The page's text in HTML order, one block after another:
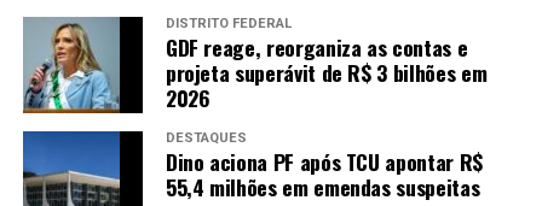
DISTRITO FEDERAL
GDF reage, reorganiza as contas e
projeta superávit de R$ 3 bilhões em
2026
DESTAQUES
Dino aciona PF após TCU apontar R$
55,4 milhões em emendas suspeitas